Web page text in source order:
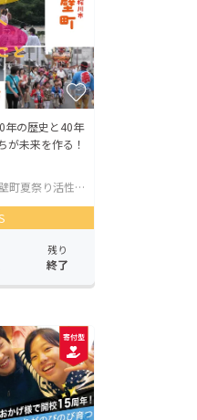
年の歴史と40年
が未来を作る！
町夏祭り活性化...
残り
終了